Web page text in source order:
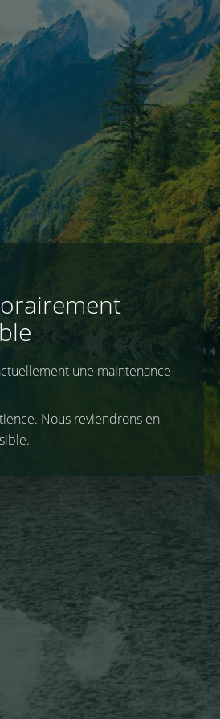
une maintenance
Nous reviendrons en